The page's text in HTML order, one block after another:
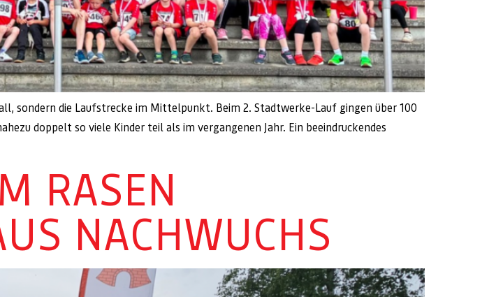
sondern die Laufstrecke im Mittelpunkt. Beim 2. Stadtwerke-Lauf gingen über 100
doppelt so viele Kinder teil als im vergangenen Jahr. Ein beeindruckendes
RASEN
NACHWUCHS